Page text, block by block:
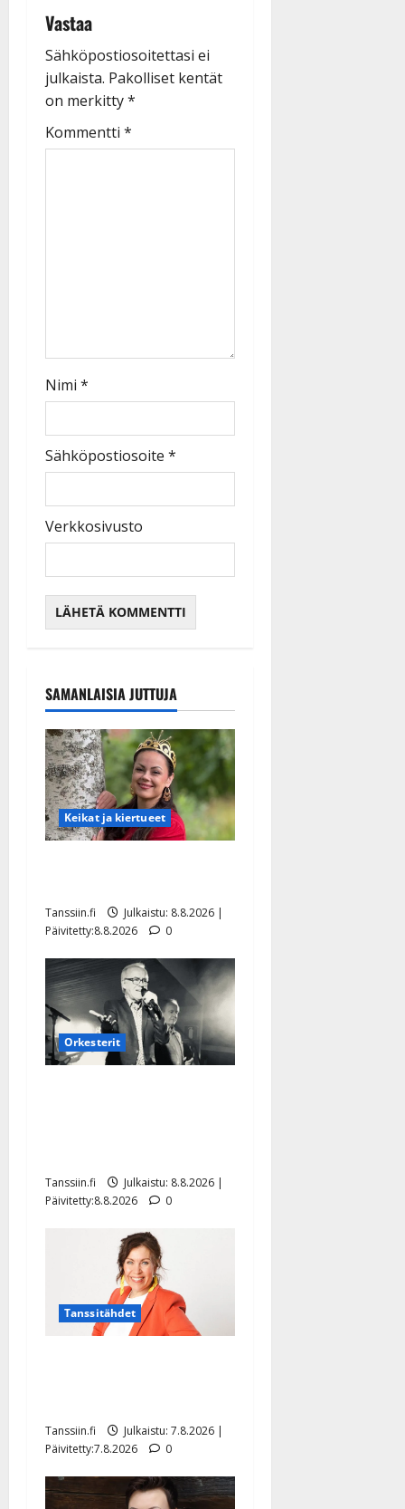
Vastaa
Sähköpostiosoitettasi ei
julkaista. Pakolliset kentät
on merkitty*
Kommentti *
Nimi *
Sähköpostiosoite *
Verkkosivusto
SAMANLAISIA JUTTUJA
Keikat ja kiertueet
Tanssiin.fi
Julkaistu: 8.8.2026 |
Päivitetty:8.8.2026
0
Orkesterit
Tanssiin.fi
Julkaistu: 8.8.2026 |
Päivitetty:8.8.2026
0
Tanssitähdet
Tanssiin.fi
Julkaistu: 7.8.2026 |
Päivitetty:7.8.2026
0